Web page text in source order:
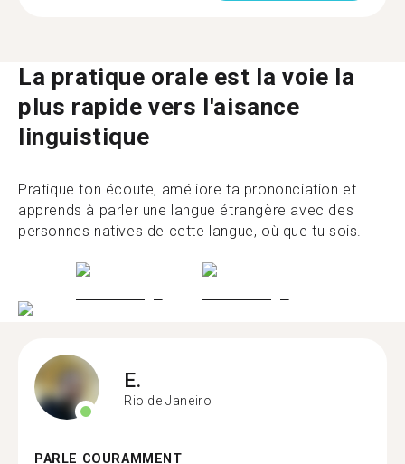
La pratique orale est la voie la
plus rapide vers l'aisance
linguistique
Pratique ton écoute, améliore ta prononciation et
apprends à parler une langue étrangère avec des
personnes natives de cette langue, où que tu sois.
E.
Rio de Janeiro
PARLE COURAMMENT